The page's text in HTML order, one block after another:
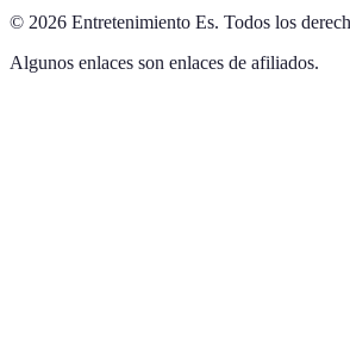
© 2026 Entretenimiento Es. Todos los
Algunos enlaces son enlaces de afiliados.